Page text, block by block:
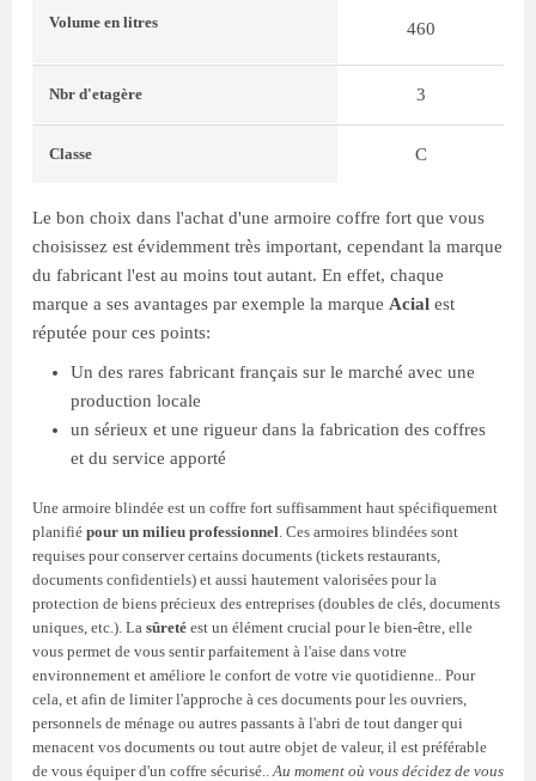
Volume en litres 460
Nbr d'etagère 3
Classe C
Le bon choix dans l'achat d'une armoire coffre fort que vous
choisissez est évidemment très important, cependant la marque
du fabricant l'est au moins tout autant. En effet, chaque
marque a ses avantages par exemple la marque Acial est
réputée pour ces points:
Un des rares fabricant français sur le marché avec une
production locale
un sérieux et une rigueur dans la fabrication des coffres
et du service apporté
Une armoire blindée est un coffre fort suffisamment haut spécifiquement
planifié pour un milieu professionnel . Ces armoires blindées sont
requises pour conserver certains documents (tickets restaurants,
documents confidentiels) et aussi hautement valorisées pour la
protection de biens précieux des entreprises (doubles de clés, documents
uniques, etc.). La sûreté est un élément crucial pour le bien-être, elle
vous permet de vous sentir parfaitement à l'aise dans votre
environnement et améliore le confort de votre vie quotidienne.. Pour
cela, et afin de limiter l'approche à ces documents pour les ouvriers,
personnels de ménage ou autres passants à l'abri de tout danger qui
menacent vos documents ou tout autre objet de valeur, il est préférable
de vous équiper d'un coffre sécurisé.. Au moment où vous décidez de vous